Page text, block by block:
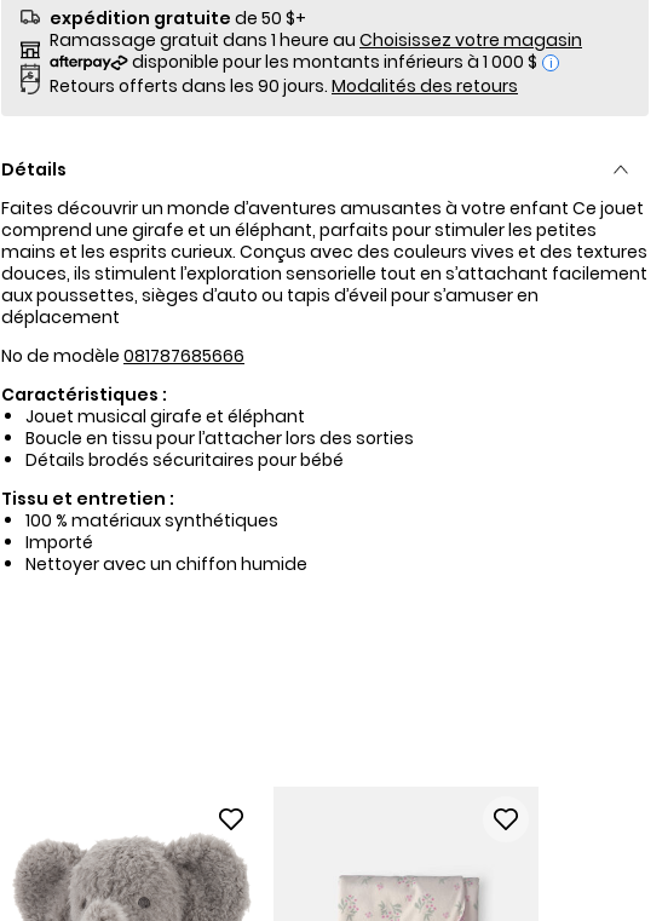
expédition gratuite de 50 $+
Ramassage gratuit dans 1 heure au Choisissez votre magasin
i
Retours offerts dans les 90 jours. Modalités des retours
Détails
Faites découvrir un monde d’aventures amusantes à votre enfant Ce jouet
comprend une girafe et un éléphant, parfaits pour stimuler les petites
mains et les esprits curieux. Conçus avec des couleurs vives et des textures
douces, ils stimulent l’exploration sensorielle tout en s’attachant facilement
aux poussettes, sièges d’auto ou tapis d’éveil pour s’amuser en
déplacement
No de modèle 081787685666
Caractéristiques :
Jouet musical girafe et éléphant
Boucle en tissu pour l’attacher lors des sorties
Détails brodés sécuritaires pour bébé
Tissu et entretien :
100 % matériaux synthétiques
Importé
Nettoyer avec un chiffon humide